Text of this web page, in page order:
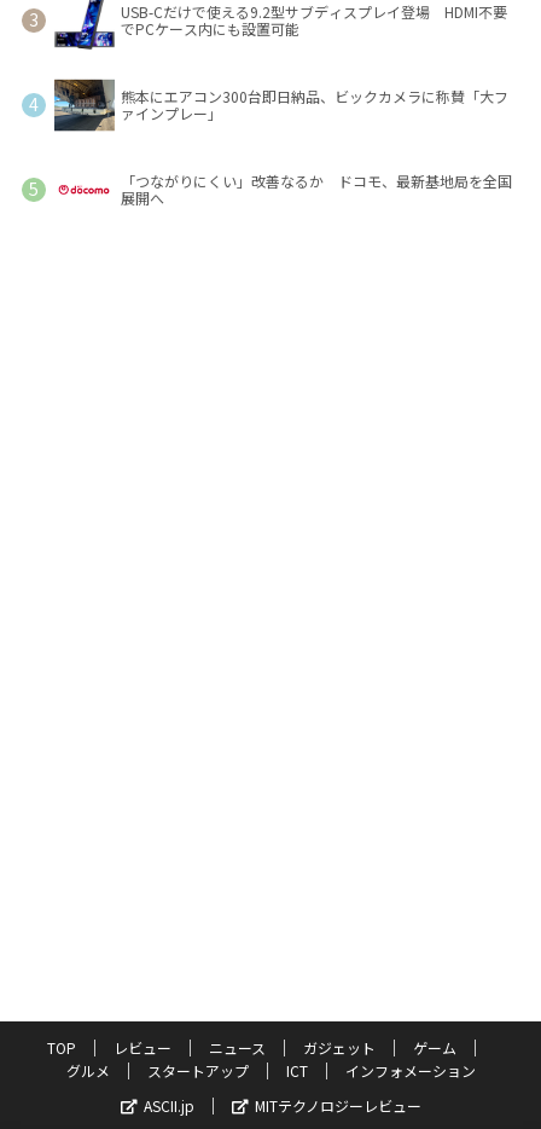
USB-Cだけで使える9.2型サブディスプレイ登場 HDMI不要
でPCケース内にも設置可能
熊本にエアコン300台即日納品、ビックカメラに称賛「大フ
ァインプレー」
「つながりにくい」改善なるか ドコモ、最新基地局を全国
展開へ
TOP レビュー ニュース ガジェット
ゲーム
グルメ
スタートアップ ICT
インフォメーション
ASCII.jp
MITテクノロジーレビュー